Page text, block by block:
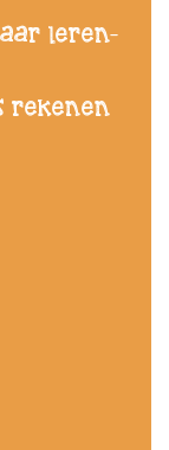
leren-
rekenen